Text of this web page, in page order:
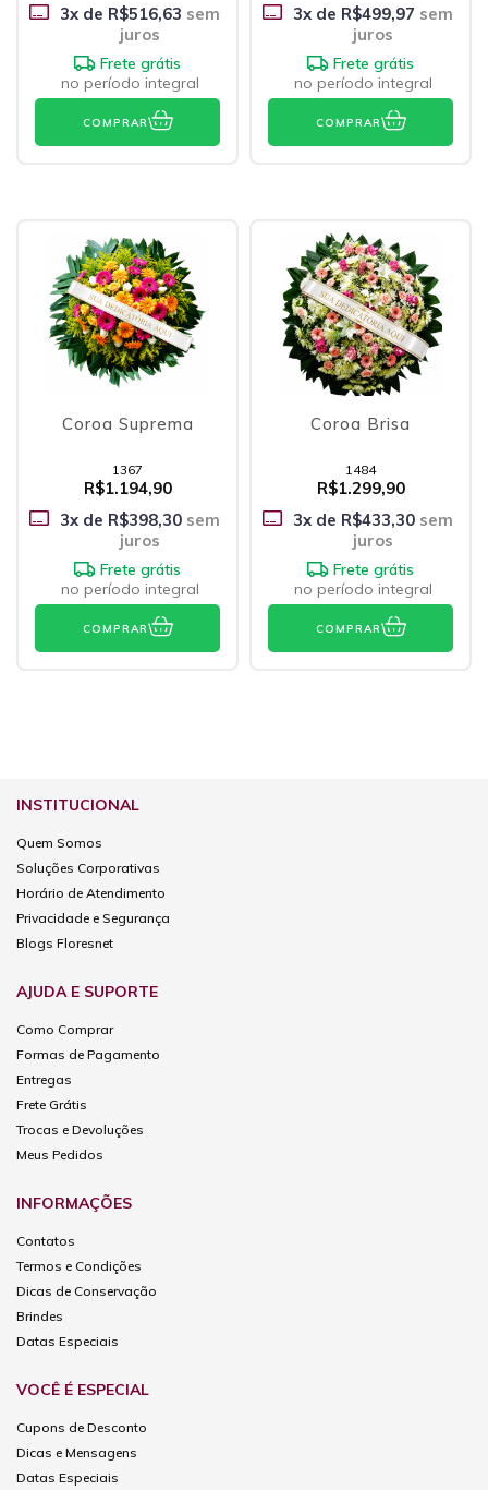
3x de R$516,63 sem
juros
Frete grátis
no período integral
COMPRAR
3x de R$499,97 sem
juros
Frete grátis
no período integral
COMPRAR
Coroa Suprema
1367
R$1.194,90
3x de R$398,30sem
juros
Frete grátis
no período integral
COMPRAR
Coroa Brisa
1484
R$1.299,90
3x de R$433,30sem
juros
Frete grátis
no período integral
COMPRAR
INSTITUCIONAL
Quem Somos
Soluções Corporativas
Horário de Atendimento
Privacidade e Segurança
Blogs Floresnet
AJUDA E SUPORTE
Como Comprar
Formas de Pagamento
Entregas
Frete Grátis
Trocas e Devoluções
Meus Pedidos
INFORMAÇÕES
Contatos
Termos e Condições
Dicas de Conservação
Brindes
Datas Especiais
VOCÊ É ESPECIAL
Cupons de Desconto
Dicas e Mensagens
Datas Especiais